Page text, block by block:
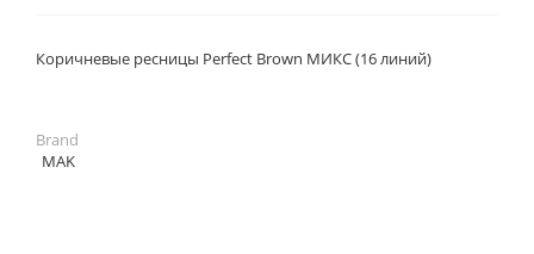
Коричневые ресницы Perfect Brown МИКС (16 линий)
Brand
MAK